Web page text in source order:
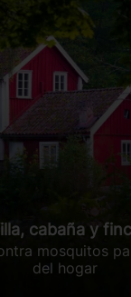
cabaña y
mosquitos
del hogar